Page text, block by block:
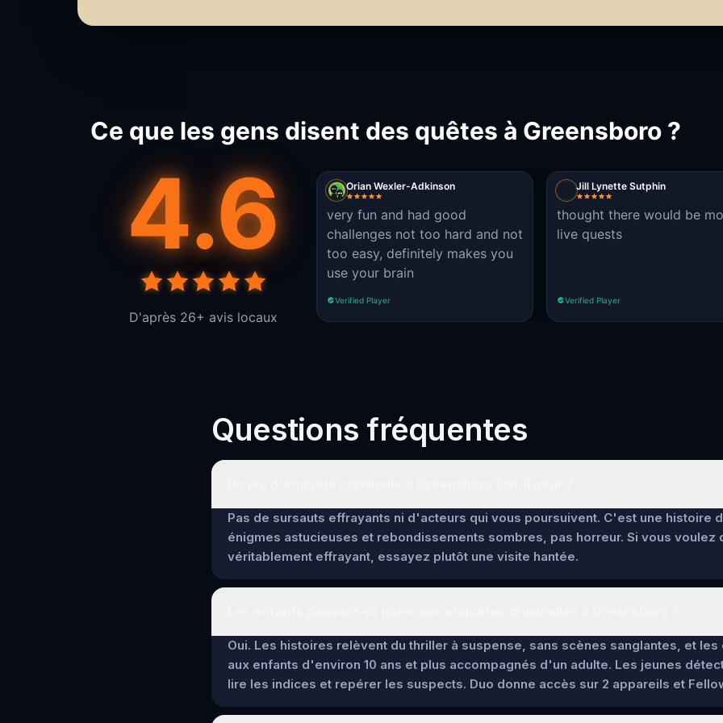
Ce que les gens disent des quêtes à Greensboro ?
4.6
D'après 26+ avis locaux
Orian Wexler-Adkinson
very fun and had good
challenges not too hard and not
too easy, definitely makes you
use your brain
Verified Player
Jill Lynette Sutphin
thought there would be
live quests
Verified Player
Questions fréquentes
Pas de sursauts effrayants ni d'acteurs qui vous poursuivent. C'est une histoire
énigmes astucieuses et rebondissements sombres, pas horreur. Si vous voulez
véritablement effrayant, essayez plutôt une visite hantée.
Oui. Les histoires relèvent du thriller à suspense, sans scènes sanglantes, et
aux enfants d'environ 10 ans et plus accompagnés d'un adulte. Les jeunes
lire les indices et repérer les suspects. Duo donne accès sur 2 appareils et